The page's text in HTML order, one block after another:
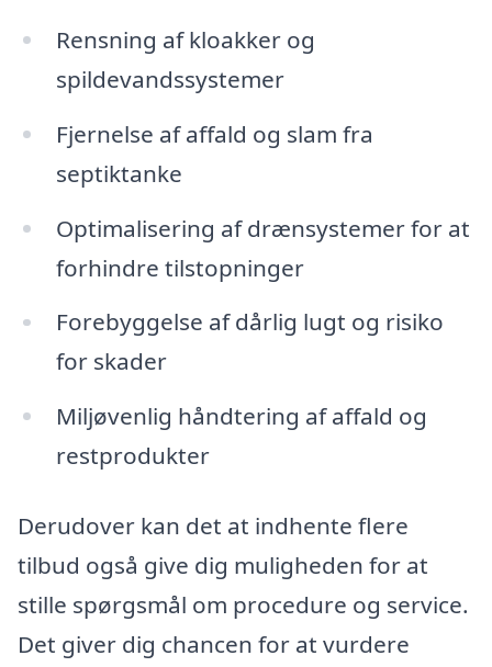
Rensning af kloakker og
spildevandssystemer
Fjernelse af affald og slam fra
septiktanke
Optimalisering af drænsystemer for at
forhindre tilstopninger
Forebyggelse af dårlig lugt og risiko
for skader
Miljøvenlig håndtering af affald og
restprodukter
Derudover kan det at indhente flere
tilbud også give dig muligheden for at
stille spørgsmål om procedure og service.
Det giver dig chancen for at vurdere